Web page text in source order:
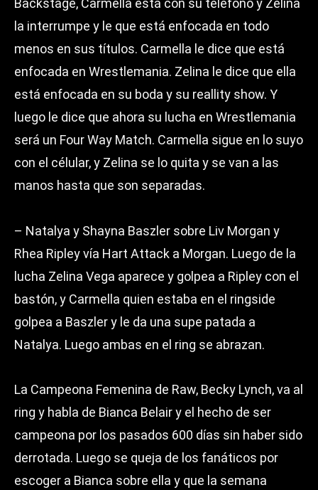
Backstage, Carmella está con su teléfono y Zelina
la interrumpe y le que está enfocada en todo
menos en sus títulos. Carmella le dice que está
enfocada en Wrestlemania. Zelina le dice que ella
está enfocada en su boda y su reallity show. Y
luego le dice que ahora su lucha en Wrestlemania
será un Four Way Match. Carmella sigue en lo suyo
con el célular, y Zelina se lo quita y se van a las
manos hasta que son separadas.
– Natalya y Shayna Baszler sobre Liv Morgan y
Rhea Ripley vía Hart Attack a Morgan. Luego de la
lucha Zelina Vega aparece y golpea a Ripley con el
bastón, y Carmella quien estaba en el ringside
golpea a Baszler y le da una supe patada a
Natalya. Luego ambas en el ring se abrazan.
La Campeona Femenina de Raw, Becky Lynch, va al
ring y habla de Bianca Belair y el hecho de ser
campeona por los pasados 600 días sin haber sido
derrotada. Luego se queja de los fanáticos por
escoger a Bianca sobre ella y que la semana